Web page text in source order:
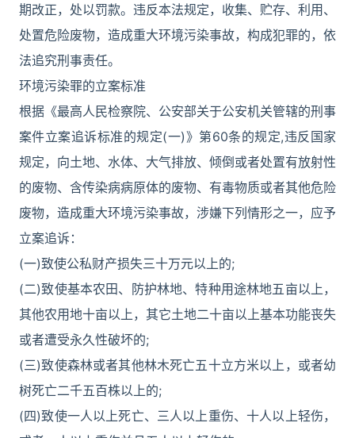
期改正，处以罚款。违反本法规定，收集、贮存、利用、
处置危险废物，造成重大环境污染事故，构成犯罪的，依
法追究刑事责任。
环境污染罪的立案标准
根据《最高人民检察院、公安部关于公安机关管辖的刑事
案件立案追诉标准的规定(一)》第60条的规定,违反国家
规定，向土地、水体、大气排放、倾倒或者处置有放射性
的废物、含传染病病原体的废物、有毒物质或者其他危险
废物，造成重大环境污染事故，涉嫌下列情形之一，应予
立案追诉：
(一)致使公私财产损失三十万元以上的;
(二)致使基本农田、防护林地、特种用途林地五亩以上，
其他农用地十亩以上，其它土地二十亩以上基本功能丧失
或者遭受永久性破坏的;
(三)致使森林或者其他林木死亡五十立方米以上，或者幼
树死亡二千五百株以上的;
(四)致使一人以上死亡、三人以上重伤、十人以上轻伤，